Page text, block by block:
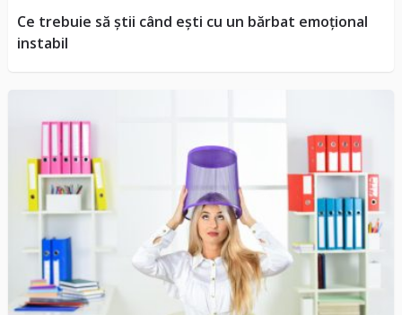
Ce trebuie să știi când ești cu un bărbat emoțional
instabil